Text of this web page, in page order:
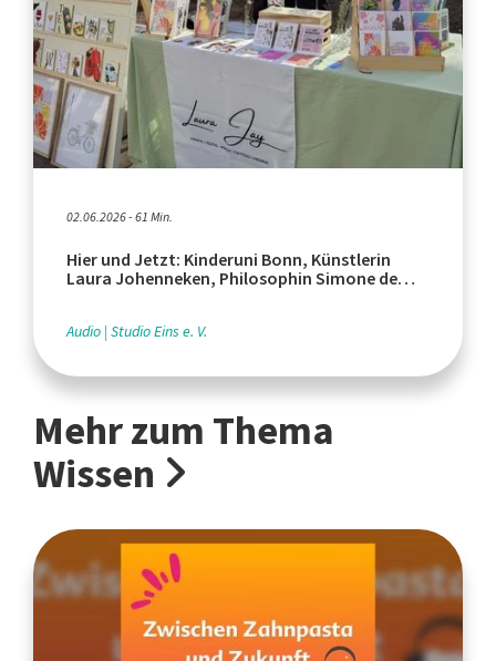
02.06.2026 - 61 Min.
Hier und Jetzt: Kinderuni Bonn, Künstlerin
Laura Johenneken, Philosophin Simone de
Audio Studio Eins e. V.
Mehr zum Thema
Wissen